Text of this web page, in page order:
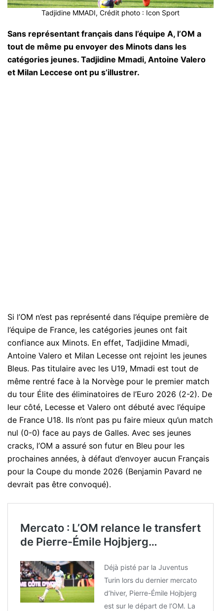
Tadjidine MMADI, Crédit photo : Icon Sport
Sans représentant français dans l’équipe A, l’OM a
tout de même pu envoyer des Minots dans les
catégories jeunes. Tadjidine Mmadi, Antoine Valero
et Milan Leccese ont pu s’illustrer.
Si l’OM n’est pas représenté dans l’équipe première de
l’équipe de France, les catégories jeunes ont fait
confiance aux Minots. En effet, Tadjidine Mmadi,
Antoine Valero et Milan Lecesse ont rejoint les jeunes
Bleus. Pas titulaire avec les U19, Mmadi est tout de
même rentré face à la Norvège pour le premier match
du tour Élite des éliminatoires de l’Euro 2026 (2-2). De
leur côté, Lecesse et Valero ont débuté avec l’équipe
de France U18. Ils n’ont pas pu faire mieux qu’un match
nul (0-0) face au pays de Galles. Avec ses jeunes
cracks, l’OM a assuré son futur en Bleu pour les
prochaines années, à défaut d’envoyer aucun Français
pour la Coupe du monde 2026 (Benjamin Pavard ne
devrait pas être convoqué).
Mercato : L’OM relance le transfert
de Pierre-Émile Hojbjerg…
Déjà pisté par la Juventus
Turin lors du dernier mercato
d’hiver, Pierre-Émile Hojbjerg
est sur le départ de l’OM. La